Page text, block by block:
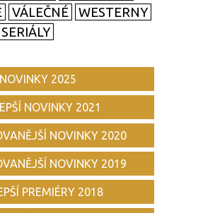
VÁLEČNÉ
WESTERNY
SERIÁLY
NOVINKY 2025
NOVINKY 2021
NOVINKY 2020
NOVINKY 2019
PREMIÉRY 2018